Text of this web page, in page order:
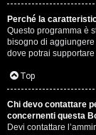
Perché la
Questo programma è
bisogno di
dove potrai
Top
Chi devo contattare
concernenti questa
Devi contattare